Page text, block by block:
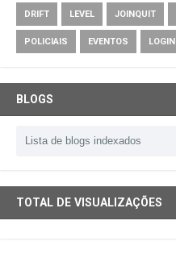
DRIFT LEVEL JOINQUIT
POLICIAIS EVENTOS LOGIN
BLOGS
TOTAL DE VISUALIZAÇÕES